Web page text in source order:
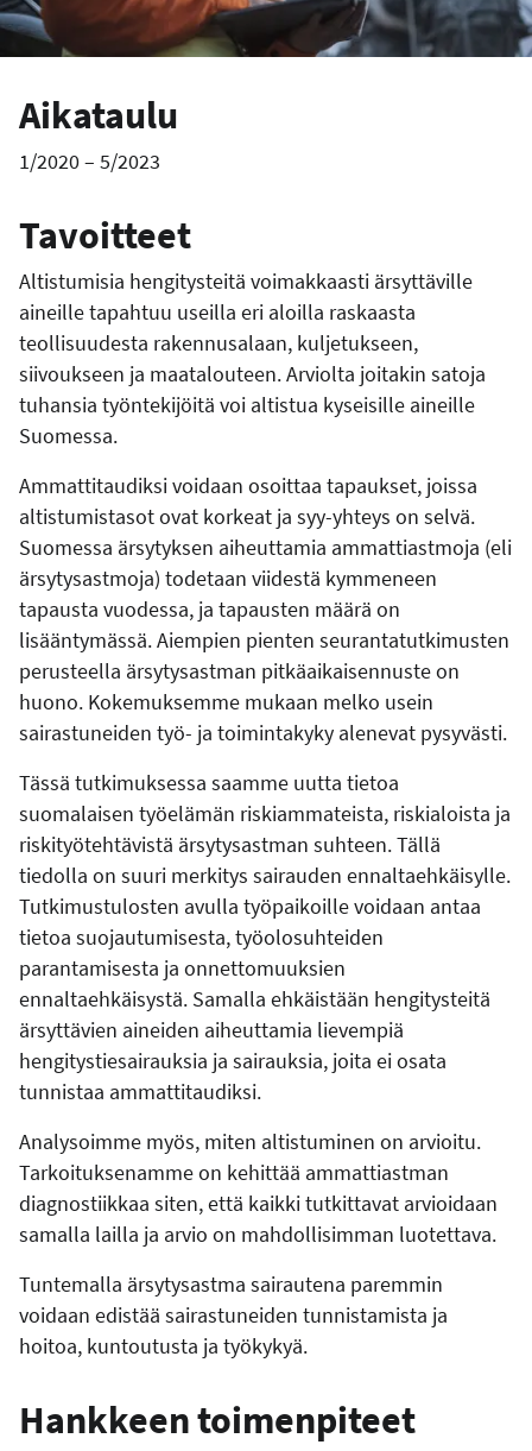
Aikataulu
1/2020 – 5/2023
Tavoitteet
Altistumisia hengitysteitä voimakkaasti ärsyttäville
aineille tapahtuu useilla eri aloilla raskaasta
teollisuudesta rakennusalaan, kuljetukseen,
siivoukseen ja maatalouteen. Arviolta joitakin satoja
tuhansia työntekijöitä voi altistua kyseisille aineille
Suomessa.
Ammattitaudiksi voidaan osoittaa tapaukset, joissa
altistumistasot ovat korkeat ja syy-yhteys on selvä.
Suomessa ärsytyksen aiheuttamia ammattiastmoja (eli
ärsytysastmoja) todetaan viidestä kymmeneen
tapausta vuodessa, ja tapausten määrä on
lisääntymässä. Aiempien pienten seurantatutkimusten
perusteella ärsytysastman pitkäaikaisennuste on
huono. Kokemuksemme mukaan melko usein
sairastuneiden työ- ja toimintakyky alenevat pysyvästi.
Tässä tutkimuksessa saamme uutta tietoa
suomalaisen työelämän riskiammateista, riskialoista ja
riskityötehtävistä ärsytysastman suhteen. Tällä
tiedolla on suuri merkitys sairauden ennaltaehkäisylle.
Tutkimustulosten avulla työpaikoille voidaan antaa
tietoa suojautumisesta, työolosuhteiden
parantamisesta ja onnettomuuksien
ennaltaehkäisystä. Samalla ehkäistään hengitysteitä
ärsyttävien aineiden aiheuttamia lievempiä
hengitystiesairauksia ja sairauksia, joita ei osata
tunnistaa ammattitaudiksi.
Analysoimme myös, miten altistuminen on arvioitu.
Tarkoituksenamme on kehittää ammattiastman
diagnostiikkaa siten, että kaikki tutkittavat arvioidaan
samalla lailla ja arvio on mahdollisimman luotettava.
Tuntemalla ärsytysastma sairautena paremmin
voidaan edistää sairastuneiden tunnistamista ja
hoitoa, kuntoutusta ja työkykyä.
Hankkeen toimenpiteet